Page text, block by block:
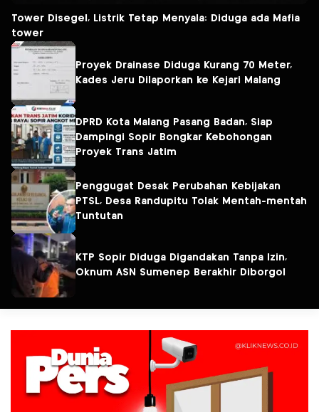
Tower Disegel, Listrik Tetap Menyala: Diduga ada Mafia
tower
Proyek Drainase Diduga Kurang 70 Meter,
Kades Jeru Dilaporkan ke Kejari Malang
DPRD Kota Malang Pasang Badan, Siap
Dampingi Sopir Bongkar Kebohongan
Proyek Trans Jatim
Penggugat Desak Perubahan Kebijakan
PTSL, Desa Randupitu Tolak Mentah-mentah
Tuntutan
KTP Sopir Diduga Digandakan Tanpa Izin,
Oknum ASN Sumenep Berakhir Diborgol